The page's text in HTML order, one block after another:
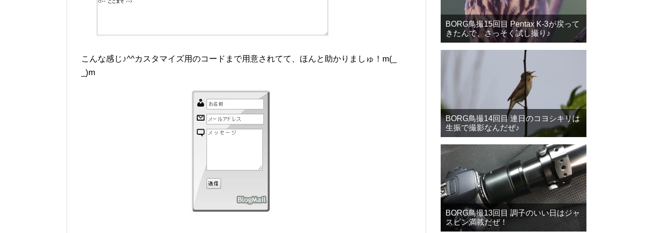
こんな感じ♪^^カスタマイズ用のコードまで用意されてて、ほんと助かりましゅ！m(_
_)m
BORG鳥撮15回目 Pentax K-3が戻って
きたんで、さっそく試し撮り♪
BORG鳥撮14回目 連日のコヨシキリは
生振で撮影なんだぜ♪
BORG鳥撮13回目 調子のいい日はジャ
スピン満載だぜ！